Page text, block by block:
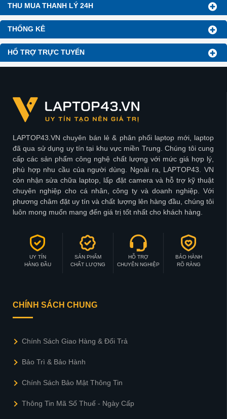
THU MUA THANH LÝ 24H
THỐNG KÊ
HỔ TRỢ TRỰC TUYẾN
LAPTOP43.VN chuyên bán lẻ & phân phối laptop mới, laptop
đã qua sử dụng uy tín tại khu vực miền Trung. Chúng tôi cung
cấp các sản phẩm công nghệ chất lượng với mức giá hợp lý,
phù hợp nhu cầu của người dùng. Ngoài ra, LAPTOP43. VN
còn nhận sửa chữa laptop, lấp đặt camera và hỗ trợ kỹ thuật
chuyên nghiệp cho cá nhân, công ty và doanh nghiệp. Với
phương châm đặt uy tín và chất lượng lên hàng đầu, chúng tôi
luôn mong muốn mang đến giá trị tốt nhất cho khách hàng.
UY TÍN
HÀNG ĐẦU
SẢN PHẨM
CHẤT LƯỢNG
HỖ TRỢ
CHUYÊN NGHIỆP
BẢO HÀNH
RÕ RÀNG
CHÍNH SÁCH CHUNG
Chính Sách Giao Hàng & Đổi Trả
Bảo Trì & Bảo Hành
Chính Sách Bảo Mật Thông Tin
Thông Tin Mã Số Thuế - Ngày Cấp